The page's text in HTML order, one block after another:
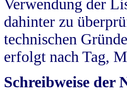
Verwendung der
dahinter zu
technischen
erfolgt nach Tag,
Schreibweise der